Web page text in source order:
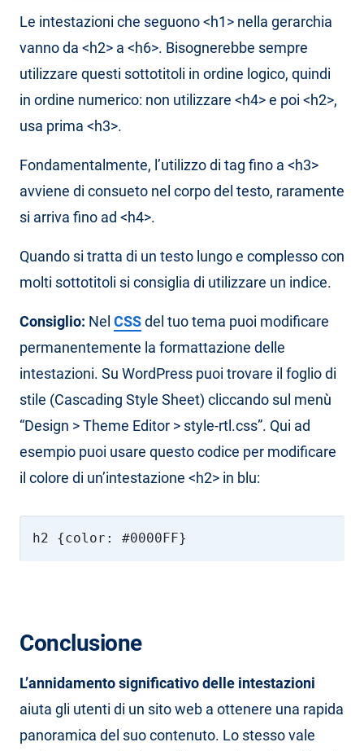
Le intestazioni che seguono <h1> nella gerarchia
vanno da <h2> a <h6>. Bisognerebbe sempre
utilizzare questi sottotitoli in ordine logico, quindi
in ordine numerico: non utilizzare <h4> e poi <h2>,
usa prima <h3>.
Fondamentalmente, l’utilizzo di tag fino a <h3>
avviene di consueto nel corpo del testo, raramente
si arriva fino ad <h4>.
Quando si tratta di un testo lungo e complesso con
molti sottotitoli si consiglia di utilizzare un indice.
Consiglio: Nel CSSdel tuo tema puoi modificare
permanentemente la formattazione delle
intestazioni. Su WordPress puoi trovare il foglio di
stile (Cascading Style Sheet) cliccando sul menù
“Design > Theme Editor > style-rtl.css”. Qui ad
esempio puoi usare questo codice per modificare
il colore di un’intestazione <h2> in blu:
h2 {color: #0000FF}
Conclusione
L’annidamento significativo delle intestazioni
aiuta gli utenti di un sito web a ottenere una rapida
panoramica del suo contenuto. Lo stesso vale